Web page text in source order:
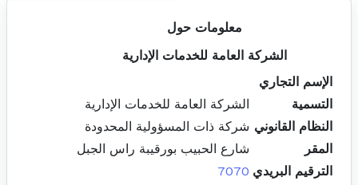
معلومات حول
الشركة العامة للخدمات الإدارية
الإسم التجاري
التسمية
الشركة العامة للخدمات الإدارية
النظام القانوني شركة ذات المسؤولية المحدودة
المقر
شارع الحبيب بورقيبة راس الجبل
الترقيم البريدي 7070